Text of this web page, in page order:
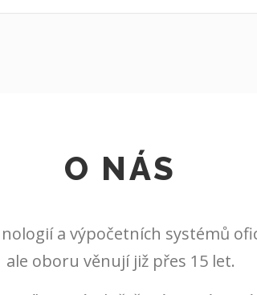
O NÁS
a výpočetních systémů
ale oboru věnují již přes 15 let.